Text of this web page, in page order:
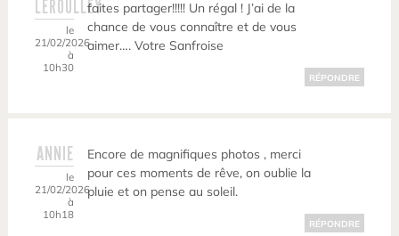
LEROULLEY
le
21/02/2026
à
10h30
faites partager!!!!! Un régal ! J’ai de la
chance de vous connaître et de vous
aimer…. Votre Sanfroise
RÉPONDRE
ANNIE
le
21/02/2026
à
10h18
Encore de magnifiques photos , merci
pour ces moments de rêve, on oublie la
pluie et on pense au soleil.
RÉPONDRE